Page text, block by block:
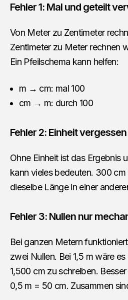
Fehler 1: Mal und geteilt
Von Meter zu Zentimeter
Zentimeter zu Meter rechnen
Ein Pfeilschema kann helfen:
m → cm: mal 100
cm → m: durch 100
Fehler 2: Einheit vergessen
Ohne Einheit ist das Ergebnis
kann vieles bedeuten. 300
dieselbe Länge in einer
Fehler 3: Nullen nur
Bei ganzen Metern
zwei Nullen. Bei 1,5 m wäre
1,500 cm zu schreiben.
0,5 m = 50 cm. Zusammen